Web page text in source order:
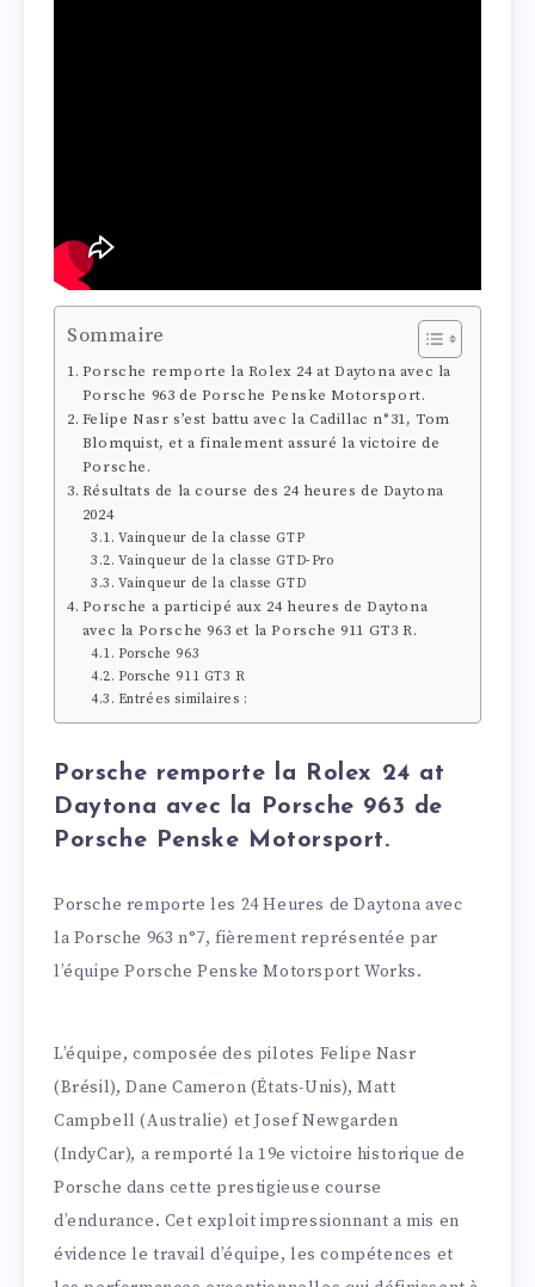
Sommaire
Porsche remporte la Rolex 24 at Daytona avec la
Porsche 963 de Porsche Penske Motorsport.
Felipe Nasr s’est battu avec la Cadillac n°31, Tom
Blomquist, et a finalement assuré la victoire de
Porsche.
Résultats de la course des 24 heures de Daytona
2024
Vainqueur de la classe GTP
Vainqueur de la classe GTD-Pro
Vainqueur de la classe GTD
Porsche a participé aux 24 heures de Daytona
avec la Porsche 963 et la Porsche 911 GT3 R.
Porsche 963
Porsche 911 GT3 R
Entrées similaires :
Porsche remporte la Rolex 24 at
Daytona avec la Porsche 963 de
Porsche Penske Motorsport.
Porsche remporte les 24 Heures de Daytona avec
la Porsche 963 n°7, fièrement représentée par
l’équipe Porsche Penske Motorsport Works.
L’équipe, composée des pilotes Felipe Nasr
(Brésil), Dane Cameron (États-Unis), Matt
Campbell (Australie) et Josef Newgarden
(IndyCar), a remporté la 19e victoire historique de
Porsche dans cette prestigieuse course
d’endurance. Cet exploit impressionnant a mis en
évidence le travail d’équipe, les compétences et